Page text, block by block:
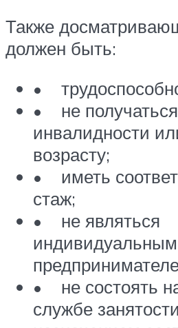
Также
должен быть:
•
• не
инвалидности
возрасту;
• иметь
стаж;
• не являться
индивидуальным
• не состоять
службе